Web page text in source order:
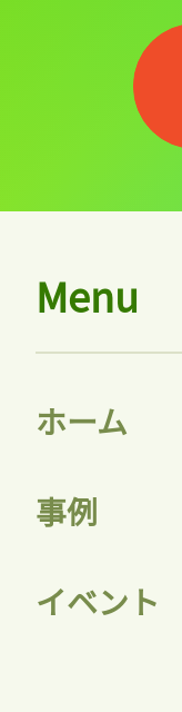
Menu
ホーム
事例
イベント